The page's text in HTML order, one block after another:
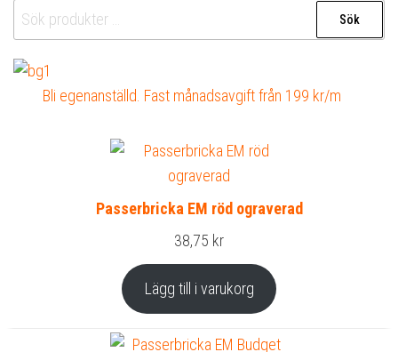
Sök
efter:
Sök
Bli egenanställd. Fast månadsavgift från 199 kr/m
Passerbricka EM röd ograverad
38,75 kr
Lägg till i varukorg